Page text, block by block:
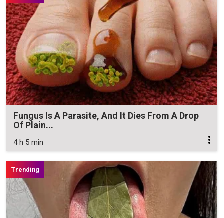
Fungus Is A Parasite, And It Dies From A Drop
Of Plain...
4 h 5 min